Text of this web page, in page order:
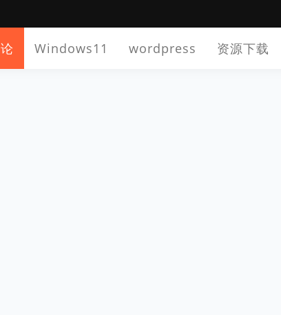
Windows11 wordpress 资源下载